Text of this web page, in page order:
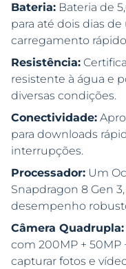
Bateria: Bateria de
para até dois dias
carregamento
Resistência:
resistente à água e
diversas condições.
Conectividade:
para downloads
interrupções.
Processador: Um
Snapdragon 8 Gen
desempenho
Câmera Quadrupla:
com 200MP + 50MP
capturar fotos e